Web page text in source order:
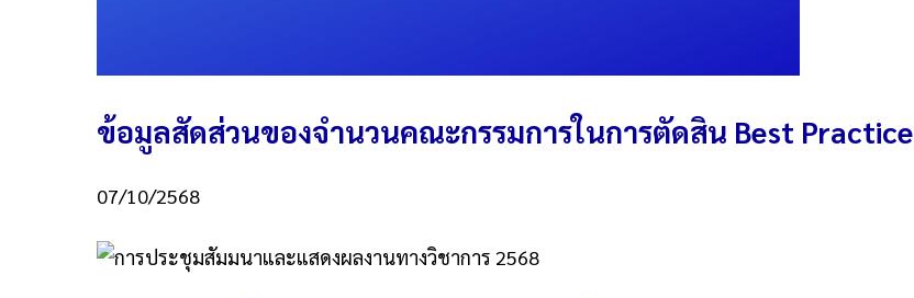
ข้อมูลสัดส่วนของจำนวนคณะกรรมการในการตัดสิน Best Practice
07/10/2568